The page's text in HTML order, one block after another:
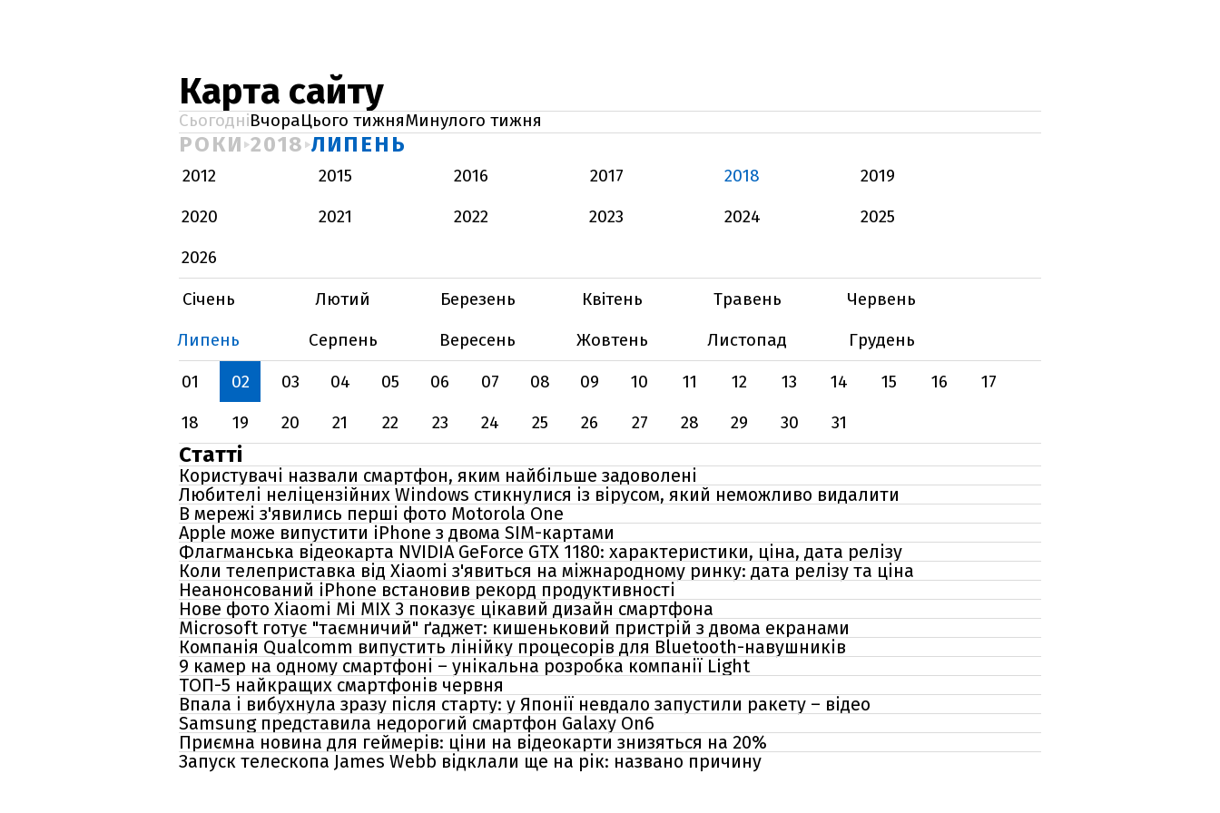
Карта сайту
СьогодніВчораЦього тижняМинулого тижня
РОКИ 2018 ЛИПЕНЬ
2012 2015 2016 2017 2018
2019
2020
2021 2022 2023 2024
2025
2026
Січень
Лютий Березень Квітень Травень
Червень
Липень
Серпень Вересень Жовтень Листопад
Грудень
01
02 03 04 05 06 07 08 09 10 11 12 13 14 15 16
17
18
19 20 21 22 23 24 25 26 27 28 29 30 31
Статті
Користувачі назвали смартфон, яким найбільше задоволені
Любителі неліцензійних Windows стикнулися із вірусом, який неможливо видалити
В мережі з'явились перші фото Motorola One
Apple може випустити iPhone з двома SIM-картами
Флагманська відеокарта NVIDIA GeForce GTX 1180: характеристики, ціна, дата релізу
Коли телеприставка від Xiaomi з'явиться на міжнародному ринку: дата релізу та ціна
Неанонсований iPhone встановив рекорд продуктивності
Нове фото Xiaomi Mi MIX 3 показує цікавий дизайн смартфона
Microsoft готує "таємничий" ґаджет: кишеньковий пристрій з двома екранами
Компанія Qualcomm випустить лінійку процесорів для Bluetooth-навушників
9 камер на одному смартфоні – унікальна розробка компанії Light
ТОП-5 найкращих смартфонів червня
Впала і вибухнула зразу після старту: у Японії невдало запустили ракету – відео
Samsung представила недорогий смартфон Galaxy On6
Приємна новина для геймерів: ціни на відеокарти знизяться на 20%
Запуск телескопа James Webb відклали ще на рік: названо причину